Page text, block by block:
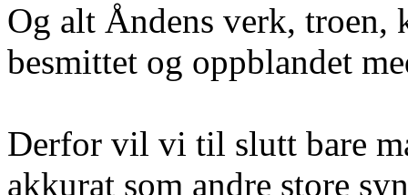
Og alt Åndens verk,
besmittet og oppblandet
Derfor vil vi til slutt bare
akkurat som andre store